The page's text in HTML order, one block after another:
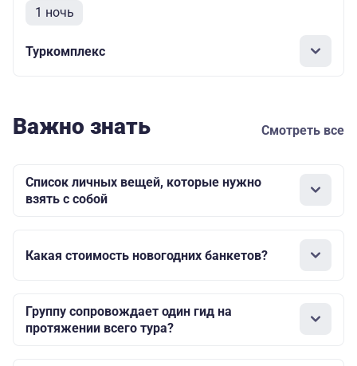
1 ночь
Туркомплекс
Важно знать Смотреть все
Список личных вещей, которые нужно
взять с собой
Какая стоимость новогодних банкетов?
Группу сопровождает один гид на
протяжении всего тура?